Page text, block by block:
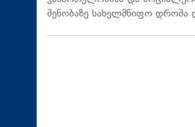
შენობაზე სახელმწიფო დროშა